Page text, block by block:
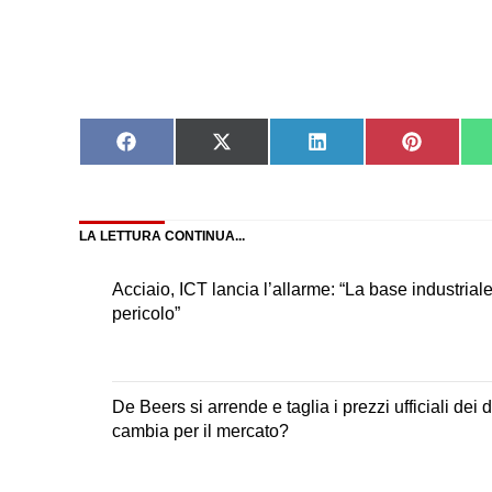
Share
on
Share
on
Share
on
Share
on
LA LETTURA CONTINUA...
Acciaio, ICT lancia l’allarme: “La base
pericolo”
De Beers si arrende e taglia i prezzi ufficiali dei
cambia per il mercato?